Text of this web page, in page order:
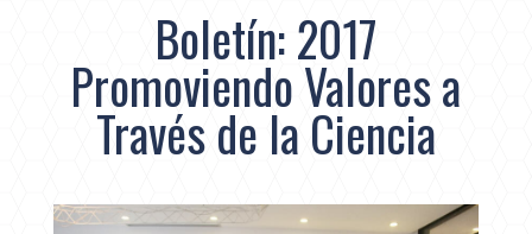
Boletín: 2017
Promoviendo Valores a
Través de la Ciencia